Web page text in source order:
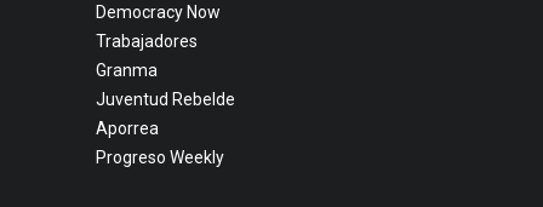
Democracy Now
Trabajadores
Granma
Juventud Rebelde
Aporrea
Progreso Weekly